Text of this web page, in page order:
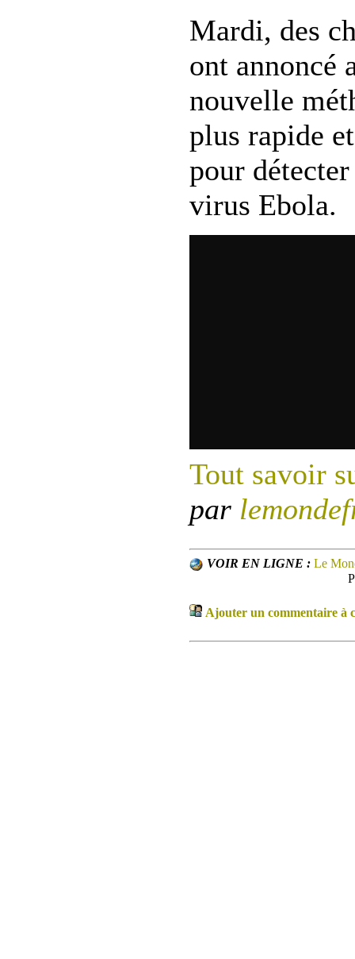
Mardi, des
ont annoncé
nouvelle
plus rapide
pour
virus Ebola.
Tout savoir
par
VOIR EN LIGNE : Le
Ajouter un commentaire à